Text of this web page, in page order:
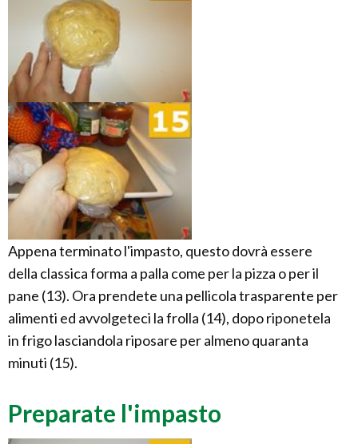
Appena terminato l'impasto, questo dovrà essere
della classica forma a palla come per la pizza o per il
pane (13). Ora prendete una pellicola trasparente per
alimenti ed avvolgeteci la frolla (14), dopo riponetela
in frigo lasciandola riposare per almeno quaranta
minuti (15).
Preparate l'impasto